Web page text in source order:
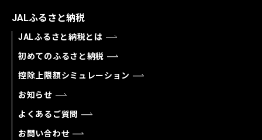
JALふるさと納税
JALふるさと納税とは
初めてのふるさと納税
控除上限額シミュレーション
お知らせ
よくあるご質問
お問い合わせ